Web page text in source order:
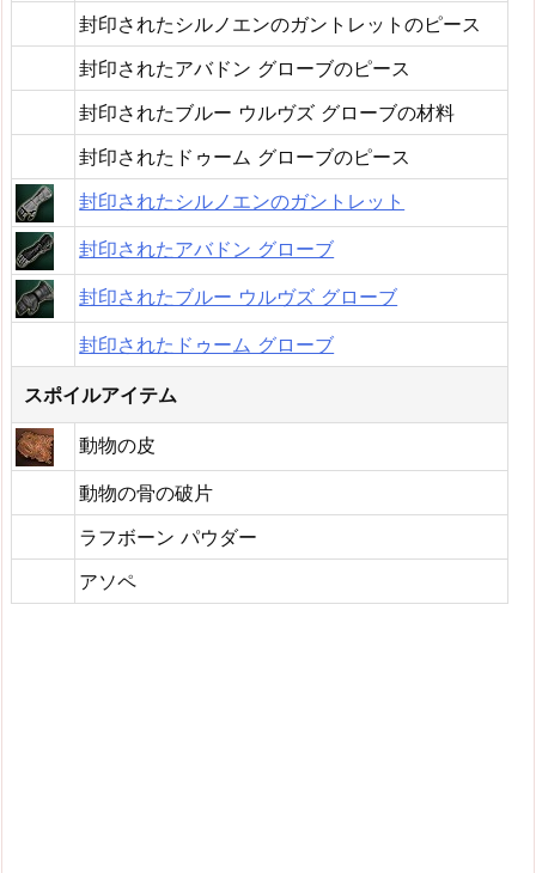
封印されたシルノエンのガントレットのピース
封印されたアバドン グローブのピース
封印されたブルー ウルヴズ グローブの材料
封印されたドゥーム グローブのピース
封印されたシルノエンのガントレット
封印されたアバドン グローブ
封印されたブルー ウルヴズ グローブ
封印されたドゥーム グローブ
スポイルアイテム
動物の皮
動物の骨の破片
ラフボーン パウダー
アソペ